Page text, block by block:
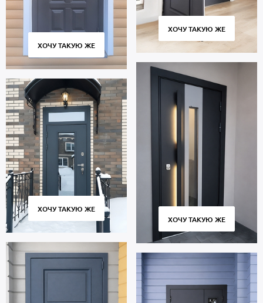
ХОЧУ ТАКУЮ ЖЕ
ХОЧУ ТАКУЮ ЖЕ
ХОЧУ ТАКУЮ ЖЕ
ХОЧУ ТАКУЮ ЖЕ